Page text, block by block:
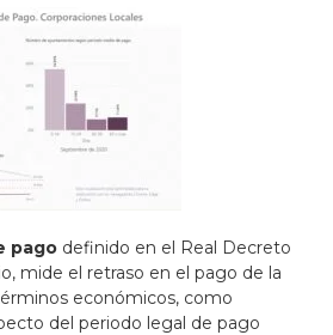
pago definido en el Real Decreto
mide el retraso en el pago de la
económicos, como
del periodo legal de pago